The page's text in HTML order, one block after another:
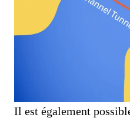
Il est également